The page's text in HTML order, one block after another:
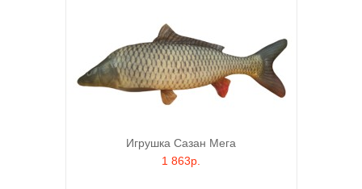
Игрушка Сазан Мега
1 863р.